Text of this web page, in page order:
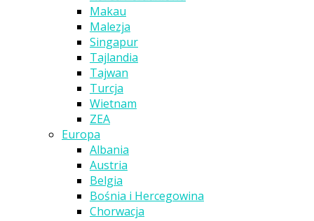
Makau
Malezja
Singapur
Tajlandia
Tajwan
Turcja
Wietnam
ZEA
Europa
Albania
Austria
Belgia
Bośnia i Hercegowina
Chorwacja